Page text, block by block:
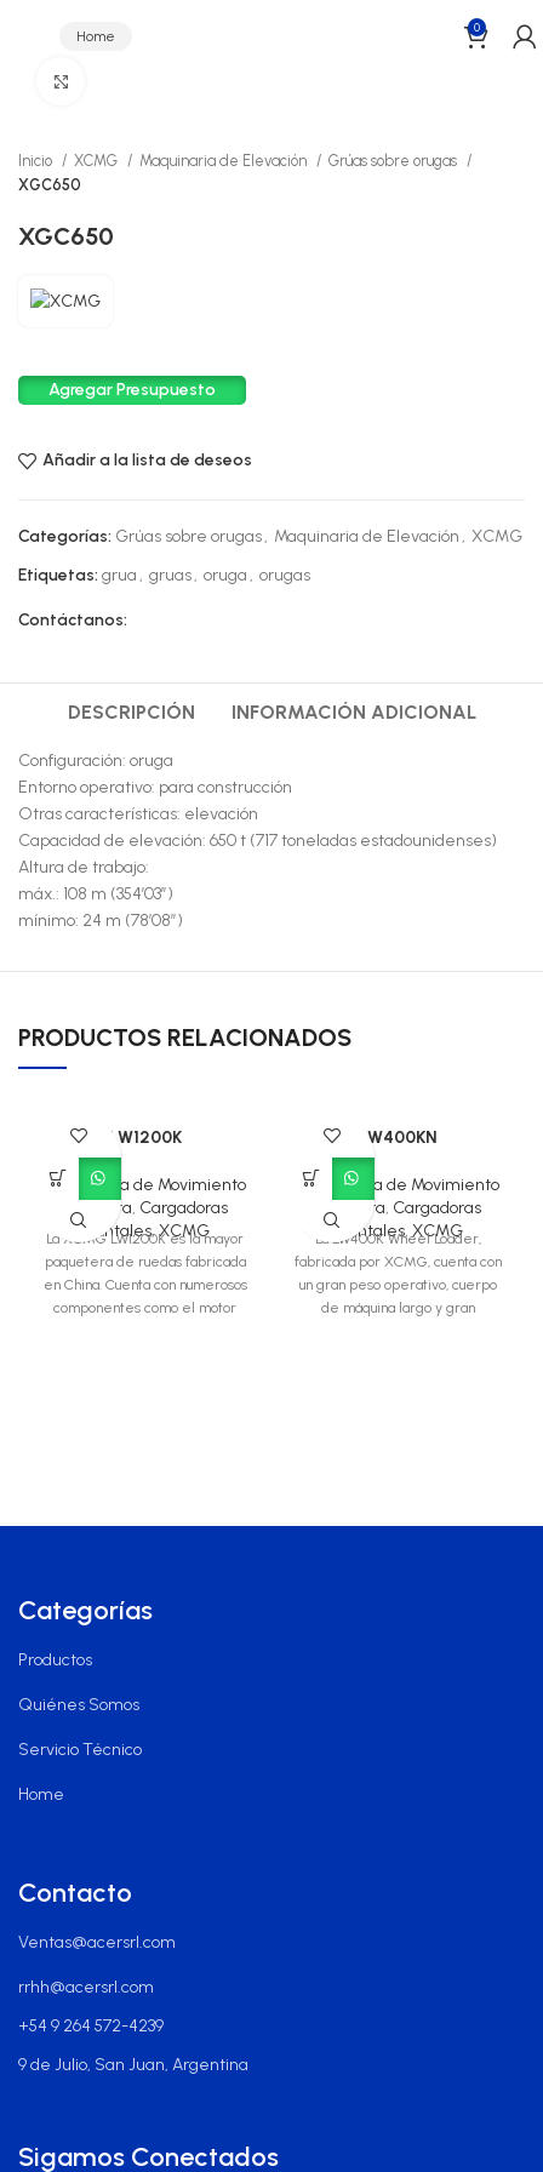
Home
0
Inicio XCMG Maquinaria de Elevación
Grúas sobre orugas
XGC650
XGC650
Agregar Presupuesto
Añadir a la lista de deseos
Categorías: Grúas sobre orugas, Maquinaria de Elevación , XCMG
Etiquetas: grua , gruas, oruga , orugas
Contáctanos:
DESCRIPCIÓN INFORMACIÓN ADICIONAL
Configuración: oruga
Entorno operativo: para construcción
Otras características: elevación
Capacidad de elevación: 650 t (717 toneladas estadounidenses)
Altura de trabajo:
máx.: 108 m (354’03”)
mínimo: 24 m (78’08”)
PRODUCTOS RELACIONADOS
LW1200K
Maquinaria de Movimiento
de Tierra, Cargadoras
Frontales,XCMG
La XCMG LW1200K es la mayor
paquetera de ruedas fabricada
en China. Cuenta con numerosos
componentes como el motor
LW400KN
Maquinaria de Movimiento
de Tierra, Cargadoras
Frontales, XCMG
La LW400K Wheel Loader,
fabricada por XCMG, cuenta con
un gran peso operativo, cuerpo
de máquina largo y gran
Categorías
Productos
Quiénes Somos
Servicio Técnico
Home
Contacto
Ventas@acersrl.com
rrhh@acersrl.com
+54 9 264 572-4239
9 de Julio, San Juan, Argentina
Sigamos Conectados